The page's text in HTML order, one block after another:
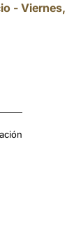
- Viernes,